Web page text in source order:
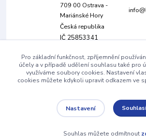
709 00 Ostrava -
Mariánské Hory
Česká republika
IČ 25853341
společnost je vedená
pod spisovou
značkou C 22205 u
Ostravě
Pro základní funkčnost, zpříjemnění
účely a v případě udělení souhlasu také pro
využíváme soubory cookies. Nastavení
cookies můžete kdykoli upravit odkazem ve
Nastavení
Souhlas můžete odmítnout